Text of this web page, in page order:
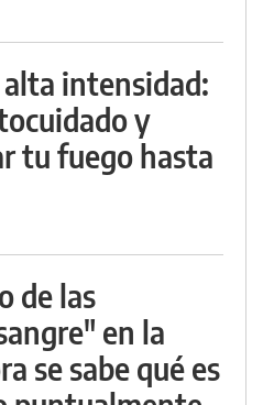
alta intensidad:
y
tu fuego hasta
de las
en la
se sabe qué es